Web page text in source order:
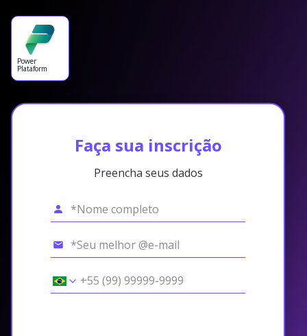
Power
Plataform
Faça sua inscrição
Preencha seus dados